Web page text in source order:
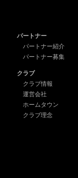
パートナー
パートナー紹介
パートナー募集
クラブ
クラブ情報
運営会社
ホームタウン
クラブ理念